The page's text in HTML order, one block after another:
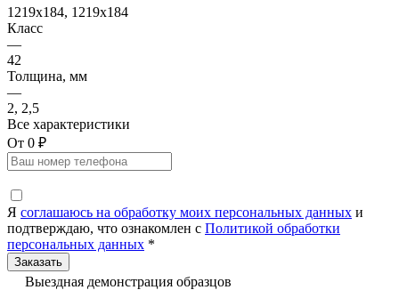
1219x184, 1219x184
Класс
—
42
Толщина, мм
—
2, 2,5
Все характеристики
От 0 ₽
Я соглашаюсь на обработку моих персональных данных и
подтверждаю, что ознакомлен с Политикой обработки
персональных данных *
Выездная демонстрация образцов